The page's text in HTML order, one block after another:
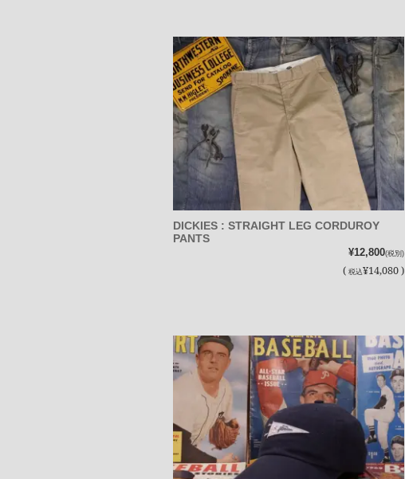
DICKIES : STRAIGHT LEG CORDUROY
PANTS
¥12,800(税別)
( 税込¥14,080 )